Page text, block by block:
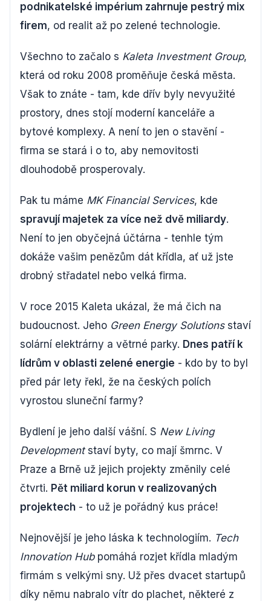
podnikatelské impérium zahrnuje pestrý mix
firem, od realit až po zelené technologie.
Všechno to začalo s Kaleta Investment Group,
která od roku 2008 proměňuje česká města.
Však to znáte - tam, kde dřív byly nevyužité
prostory, dnes stojí moderní kanceláře a
bytové komplexy. A není to jen o stavění -
firma se stará i o to, aby nemovitosti
dlouhodobě prosperovaly.
Pak tu máme MK Financial Services, kde
spravují majetek za více než dvě miliardy.
Není to jen obyčejná účtárna - tenhle tým
dokáže vašim penězům dát křídla, ať už jste
drobný střadatel nebo velká firma.
V roce 2015 Kaleta ukázal, že má čich na
budoucnost. Jeho Green Energy Solutionsstaví
solární elektrárny a větrné parky. Dnes patří k
lídrům v oblasti zelené energie - kdo by to byl
před pár lety řekl, že na českých polích
vyrostou sluneční farmy?
Bydlení je jeho další vášní. S New Living
Developmentstaví byty, co mají šmrnc. V
Praze a Brně už jejich projekty změnily celé
čtvrti. Pět miliard korun v realizovaných
projektech - to už je pořádný kus práce!
Nejnovější je jeho láska k technologiím. Tech
Innovation Hubpomáhá rozjet křídla mladým
firmám s velkými sny. Už přes dvacet startupů
díky němu nabralo vítr do plachet, některé z